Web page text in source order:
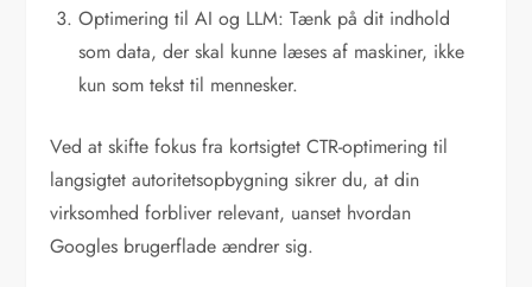
Optimering til AI og LLM: Tænk på dit indhold
som data, der skal kunne læses af maskiner, ikke
kun som tekst til mennesker.
Ved at skifte fokus fra kortsigtet CTR-optimering til
langsigtet autoritetsopbygning sikrer du, at din
virksomhed forbliver relevant, uanset hvordan
Googles brugerflade ændrer sig.